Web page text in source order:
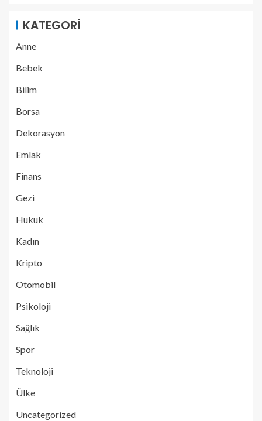
KATEGORI
Anne
Bebek
Bilim
Borsa
Dekorasyon
Emlak
Finans
Gezi
Hukuk
Kadın
Kripto
Otomobil
Psikoloji
Sağlık
Spor
Teknoloji
Ülke
Uncategorized